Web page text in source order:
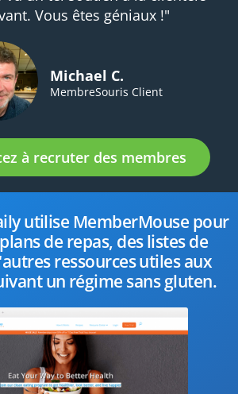
Vous êtes géniaux !"
Michael C.
MembreSouris Client
à recruter des membres
utilise MemberMouse pour
de repas, des listes de
ressources utiles aux
un régime sans gluten.